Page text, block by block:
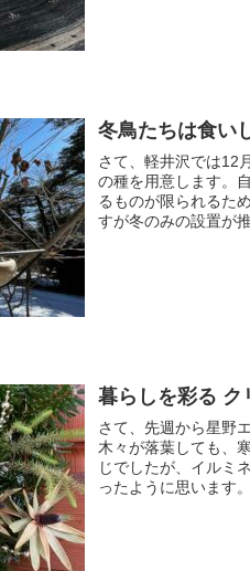
冬鳥たちは食
さて、軽井沢では12
の種を用意します。
るものが限られるた
すが冬のみの設置が
暮らしを彩る ク
さて、先週から星野
木々が落葉しても、
じでしたが、イルミ
ったように思います